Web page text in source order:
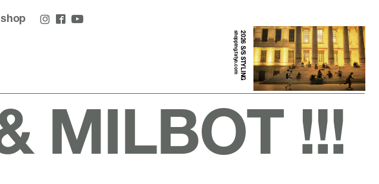
2026 S/S STYLING
shopping.fatyo.com
MILBOT !!!